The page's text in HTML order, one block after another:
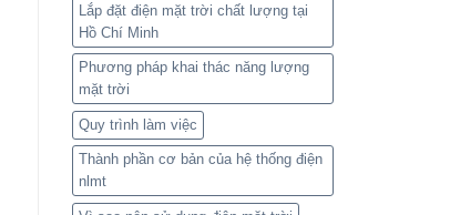
Lắp đặt điện mặt trời chất lượng tại
Hồ Chí Minh
Phương pháp khai thác năng lượng
mặt trời
Quy trình làm việc
Thành phần cơ bản của hệ thống điện
nlmt